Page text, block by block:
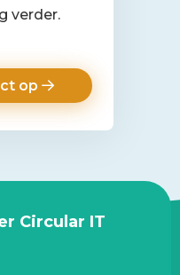
verder.
op
Circular IT